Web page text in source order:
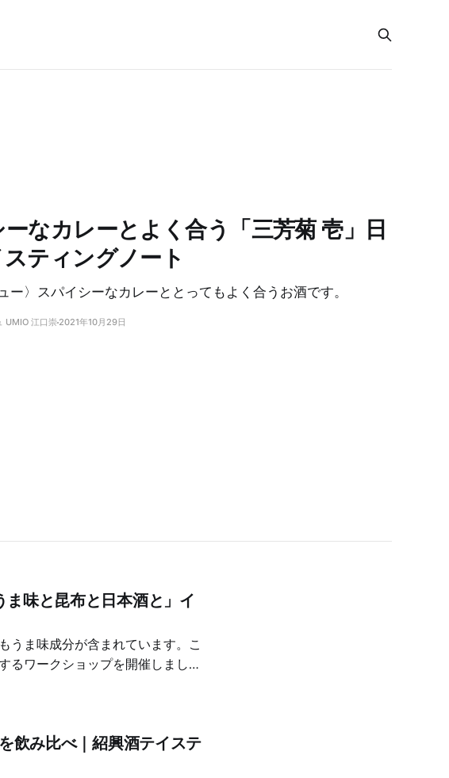
なカレーとよく合う「三芳菊 壱」日
ティングノート
ー〉スパイシーなカレーととってもよく合うお酒です。
UMIO 江口崇 2021年10月29日
味と昆布と日本酒と」イ
うま味成分が含まれています。こ
るワークショップを開催しまし
飲み比べ｜紹興酒テイステ